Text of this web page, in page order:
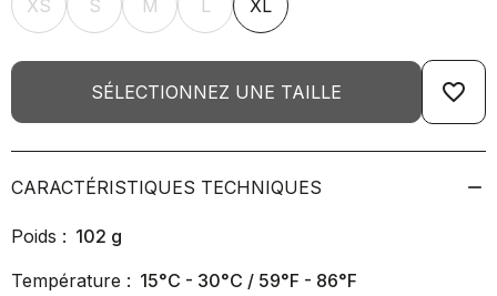
XS S M L XL
SÉLECTIONNEZ UNE TAILLE favorite_border
CARACTÉRISTIQUES TECHNIQUES
Poids : 102 g
Température : 15°C - 30°C / 59°F - 86°F